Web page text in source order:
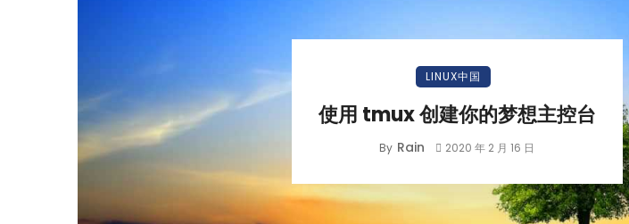
LINUX中国
使用 tmux 创建你的梦想主控台
By Rain 2020 年 2 月 16 日
小白观察：Let&apos;s Encrpt 正
过渡到 ISRG Root